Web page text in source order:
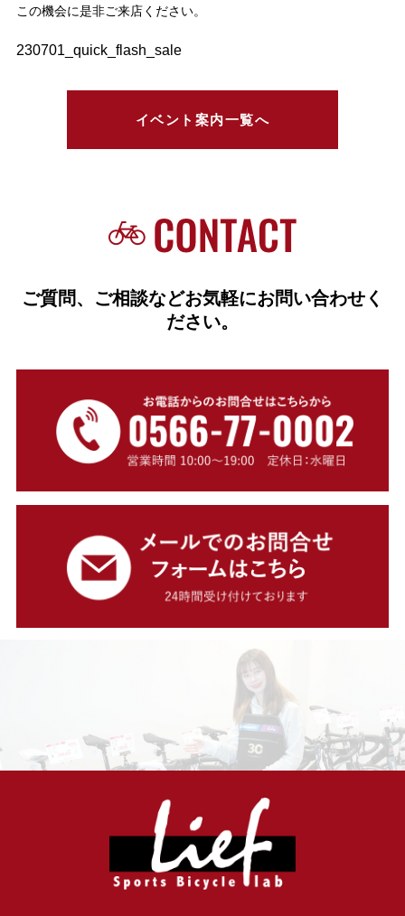
この機会に是非ご来店ください。
230701_quick_flash_sale
イベント案内一覧へ
ご質問、ご相談などお気軽にお問い合わせく
ださい。